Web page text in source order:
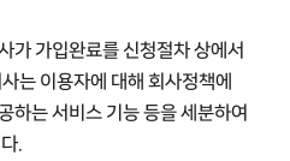
가 가입완료를 신청절차 상에서
는 이용자에 대해 회사정책에
하는 서비스 기능 등을 세분하여
.